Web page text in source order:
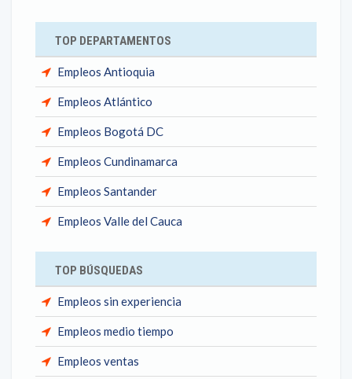
TOP DEPARTAMENTOS
Empleos Antioquia
Empleos Atlántico
Empleos Bogotá DC
Empleos Cundinamarca
Empleos Santander
Empleos Valle del Cauca
TOP BÚSQUEDAS
Empleos sin experiencia
Empleos medio tiempo
Empleos ventas